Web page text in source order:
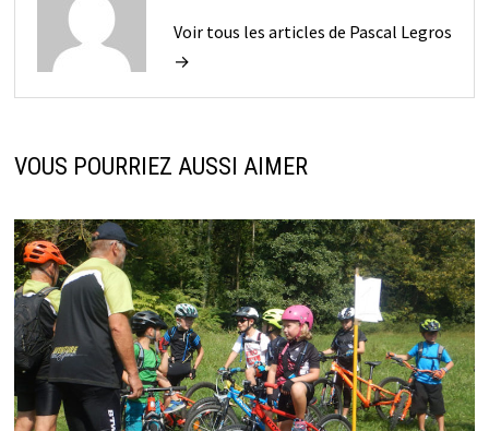
Voir tous les articles de Pascal Legros
→
VOUS POURRIEZ AUSSI AIMER